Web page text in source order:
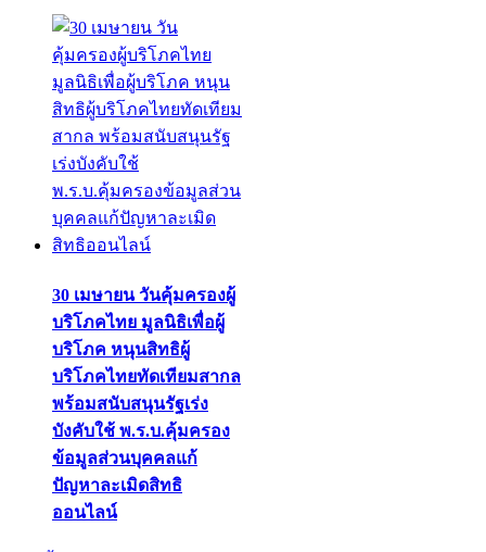
30 เมษายน วันคุ้มครองผู้
บริโภคไทย มูลนิธิเพื่อผู้
บริโภค หนุนสิทธิผู้
บริโภคไทยทัดเทียมสากล
พร้อมสนับสนุนรัฐเร่ง
บังคับใช้ พ.ร.บ.คุ้มครอง
ข้อมูลส่วนบุคคลแก้
ปัญหาละเมิดสิทธิ
ออนไลน์